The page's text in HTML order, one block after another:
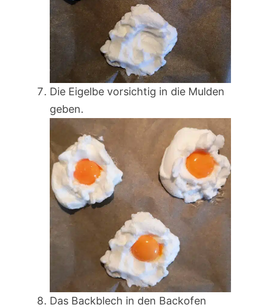
Die Eigelbe vorsichtig in die Mulden
geben.
Das Backblech in den Backofen